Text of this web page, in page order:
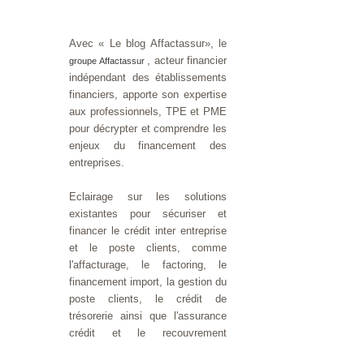
Avec « Le blog Affactassur», le
groupe Affactassur , acteur financier
indépendant des établissements
financiers, apporte son expertise
aux professionnels, TPE et PME
pour décrypter et comprendre les
enjeux du financement des
entreprises.
Eclairage sur les solutions
existantes pour sécuriser et
financer le crédit inter entreprise
et le poste clients, comme
l'affacturage, le factoring, le
financement import, la gestion du
poste clients, le crédit de
trésorerie ainsi que l'assurance
crédit et le recouvrement